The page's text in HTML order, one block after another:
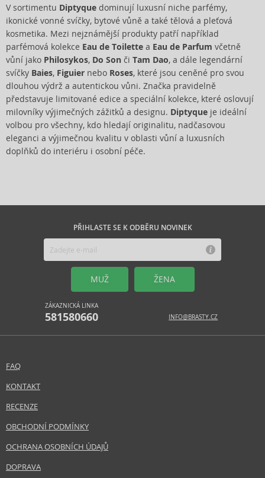
V sortimentu Diptyque dominují luxusní niche parfémy,
ikonické vonné svíčky, bytové vůně a také tělová a pleťová
kosmetika. Mezi nejznámější produkty patří například
parfémová kolekce Eau de Toilette a Eau de Parfum včetně
vůní jako Philosykos, Do Son či Tam Dao, a dále legendární
svíčky Baies, Figuier nebo Roses, které jsou ceněné pro svou
dlouhou výdrž a autentickou vůni. Značka pravidelně
představuje limitované edice a speciální kolekce, které oslovují
milovníky výjimečných zážitků a designu. Diptyque je ideální
volbou pro všechny, kdo hledají originalitu, nadčasovou
eleganci a výjimečnou kvalitu v oblasti vůní a luxusních
doplňků do interiéru i osobní péče.
PŘIHLASTE SE K ODBĚRU NOVINEK
MUŽ ŽENA
ZÁKAZNICKÁ LINKA
581580660 INFO@BRASTY.CZ
FAQ
KONTAKT
RECENZE
OBCHODNÍ PODMÍNKY
OCHRANA OSOBNÍCH ÚDAJŮ
DOPRAVA